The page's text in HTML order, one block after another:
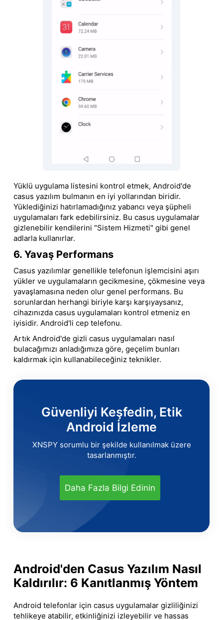
Yüklü uygulama listesini kontrol etmek, Android'de
casus yazılım bulmanın en iyi yollarından biridir.
Yüklediğinizi hatırlamadığınız yabancı veya şüpheli
uygulamaları fark edebilirsiniz. Bu casus uygulamalar
gizlenebilir kendilerini "Sistem Hizmeti" gibi genel
adlarla kullanırlar.
6. Yavaş Performans
Casus yazılımlar genellikle telefonun işlemcisini aşırı
yükler ve uygulamaların gecikmesine, çökmesine veya
yavaşlamasına neden olur genel performans. Bu
sorunlardan herhangi biriyle karşı karşıyaysanız,
cihazınızda casus uygulamaları kontrol etmeniz en
iyisidir. Android'li cep telefonu.
Artık Android'de gizli casus uygulamaları nasıl
bulacağımızı anladığımıza göre, geçelim bunları
kaldırmak için kullanabileceğiniz teknikler.
Güvenliyi Keşfedin, Etik
Android İzleme
XNSPY sorumlu bir şekilde kullanılmak üzere
tasarlanmıştır.
Daha Fazla Bilgi Edinin
Android'den Casus Yazılım Nasıl
Kaldırılır: 6 Kanıtlanmış Yöntem
Android telefonlar için casus uygulamalar gizliliğinizi
tehlikeye atabilir, etkinliğinizi izleyebilir ve hassas